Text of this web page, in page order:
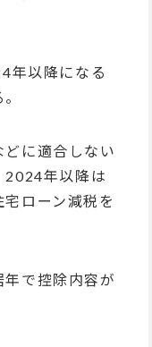
年以降になる
に適合しない
2024年以降は
ローン減税を
で控除内容が